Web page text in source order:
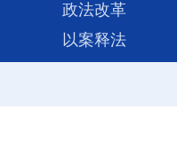
政法改革
以案释法